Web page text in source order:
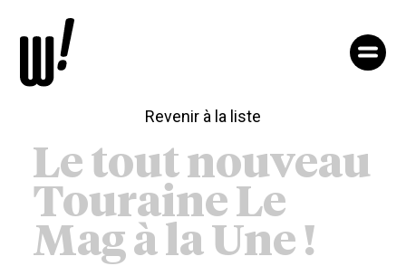
notre
agence
projets
nos
wamers
accès
contact
Revenir à la liste
Le tout nouveau
Touraine Le
Mag à la Une !